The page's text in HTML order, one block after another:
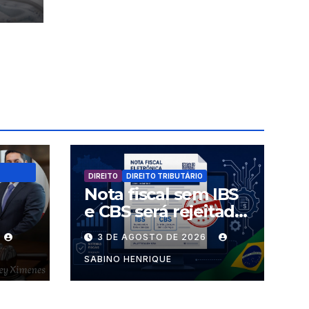
DIREITO DIREITO TRIBUTÁRIO
Nota fiscal sem IBS
e CBS será rejeitada
a partir desta
segunda-feira
3 DE AGOSTO DE 2026
SABINO HENRIQUE